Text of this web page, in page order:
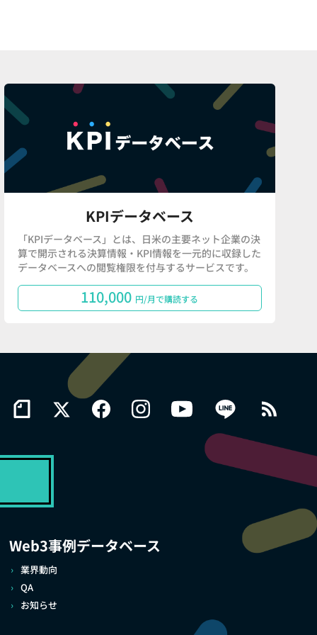
KPIデータベース
「KPIデータベース」とは、日米の主要ネット企業の決
算で開示される決算情報・KPI情報を一元的に収録した
データベースへの閲覧権限を付与するサービスです。
110,000 円/月で購読する
Web3事例データベース
業界動向
QA
お知らせ